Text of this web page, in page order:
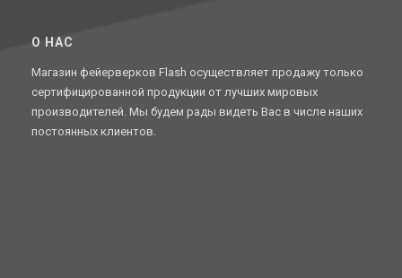
O НАС
Магазин фейерверков Flash осуществляет продажу только
сертифицированной продукции от лучших мировых
производителей. Мы будем рады видеть Вас в числе наших
постоянных клиентов.